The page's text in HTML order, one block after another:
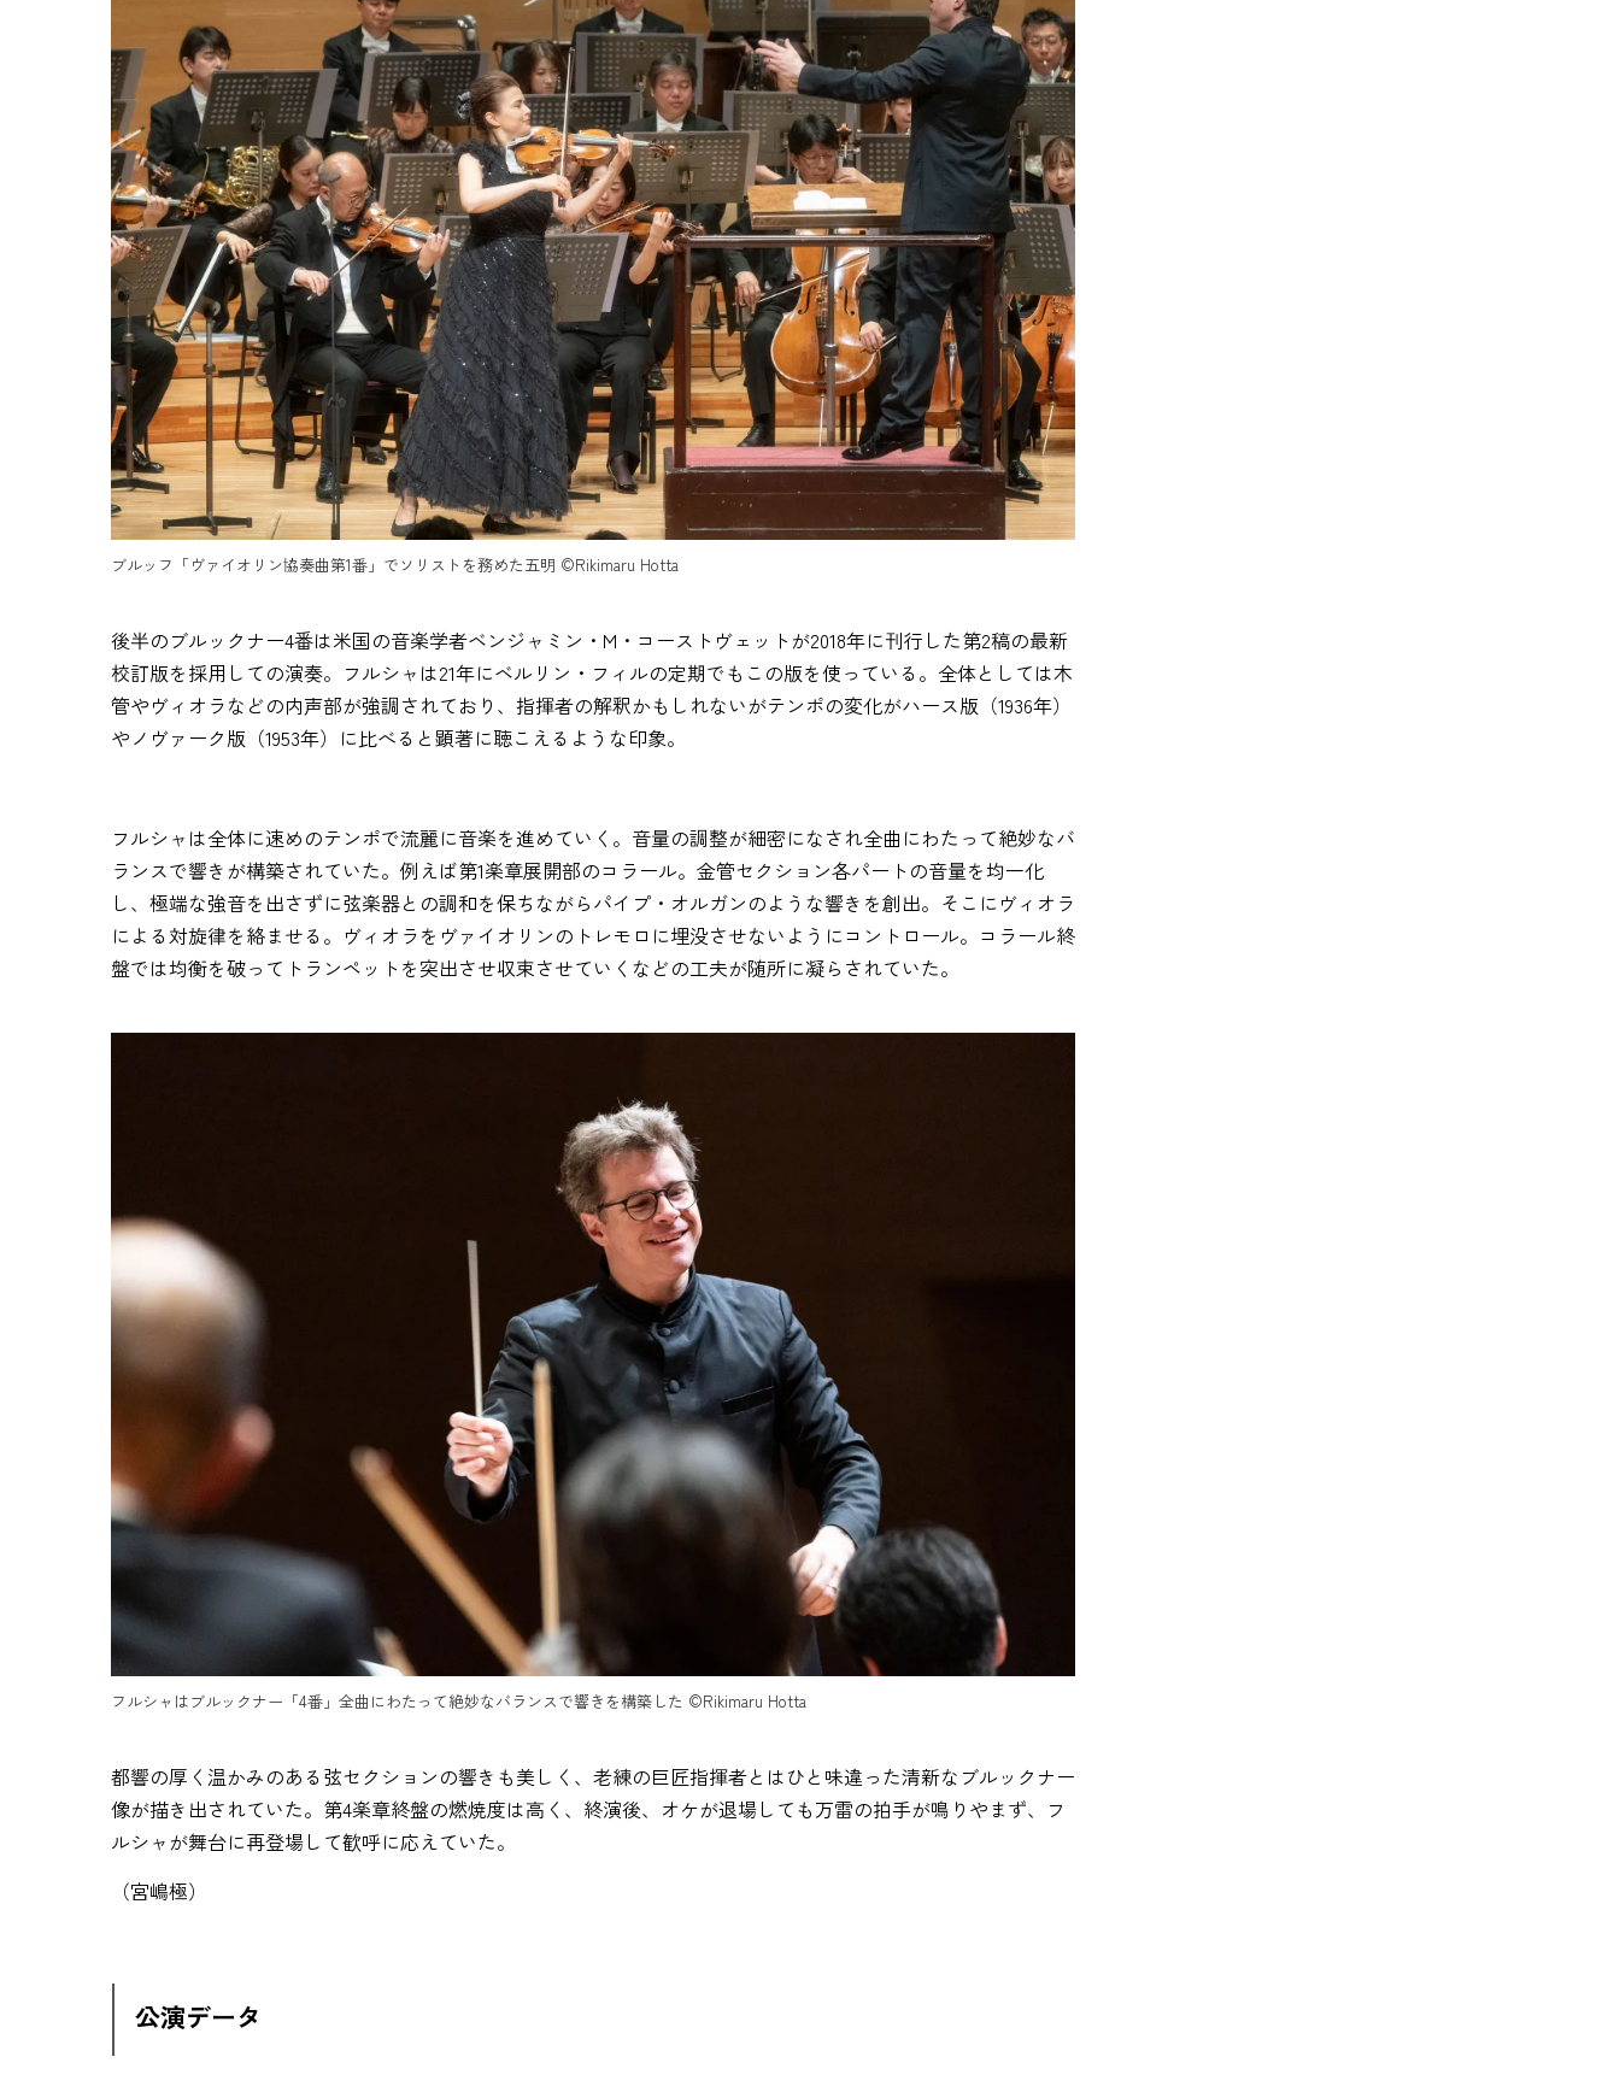
ブルッフ「ヴァイオリン協奏曲第1番」でソリストを務めた五明 ©Rikimaru Hotta
後半のブルックナー4番は米国の音楽学者ベンジャミン・M・コーストヴェットが2018年に刊行した第2稿の最新
校訂版を採用しての演奏。フルシャは21年にベルリン・フィルの定期でもこの版を使っている。全体としては木
管やヴィオラなどの内声部が強調されており、指揮者の解釈かもしれないがテンポの変化がハース版（1936年）
やノヴァーク版（1953年）に比べると顕著に聴こえるような印象。
フルシャは全体に速めのテンポで流麗に音楽を進めていく。音量の調整が細密になされ全曲にわたって絶妙なバ
ランスで響きが構築されていた。例えば第1楽章展開部のコラール。金管セクション各パートの音量を均一化
し、極端な強音を出さずに弦楽器との調和を保ちながらパイプ・オルガンのような響きを創出。そこにヴィオラ
による対旋律を絡ませる。ヴィオラをヴァイオリンのトレモロに埋没させないようにコントロール。コラール終
盤では均衡を破ってトランペットを突出させ収束させていくなどの工夫が随所に凝らされていた。
フルシャはブルックナー「4番」全曲にわたって絶妙なバランスで響きを構築した ©Rikimaru Hotta
都響の厚く温かみのある弦セクションの響きも美しく、老練の巨匠指揮者とはひと味違った清新なブルックナー
像が描き出されていた。第4楽章終盤の燃焼度は高く、終演後、オケが退場しても万雷の拍手が鳴りやまず、フ
ルシャが舞台に再登場して歓呼に応えていた。
（宮嶋極）
公演データ